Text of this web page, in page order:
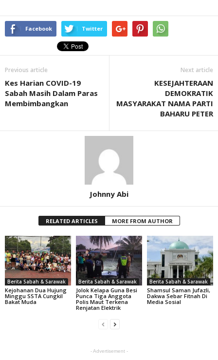
Facebook Twitter
Previous article
Kes Harian COVID-19
Sabah Masih Dalam Paras
Membimbangkan
Next article
KESEJAHTERAAN
DEMOKRATIK
MASYARAKAT NAMA PARTI
BAHARU PETER
Johnny Abi
RELATED ARTICLES MORE FROM AUTHOR
Berita Sabah & Sarawak
Kejohanan Dua Hujung
Minggu SSTA Cungkil
Bakat Muda
Berita Sabah & Sarawak
Jolok Kelapa Guna Besi
Punca Tiga Anggota
Polis Maut Terkena
Renjatan Elektrik
Berita Sabah & Sarawak
Shamsul Saman Jufazli,
Dakwa Sebar Fitnah Di
Media Sosial
- Advertisement -